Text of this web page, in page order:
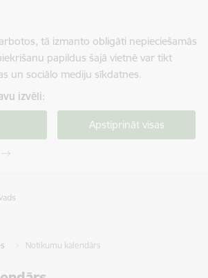
tā izmanto obligāti nepieciešamās
papildus šajā vietnē var tikt
un sociālo mediju sīkdatnes.
izvēli:
Apstiprināt visas
Notikumu kalendārs